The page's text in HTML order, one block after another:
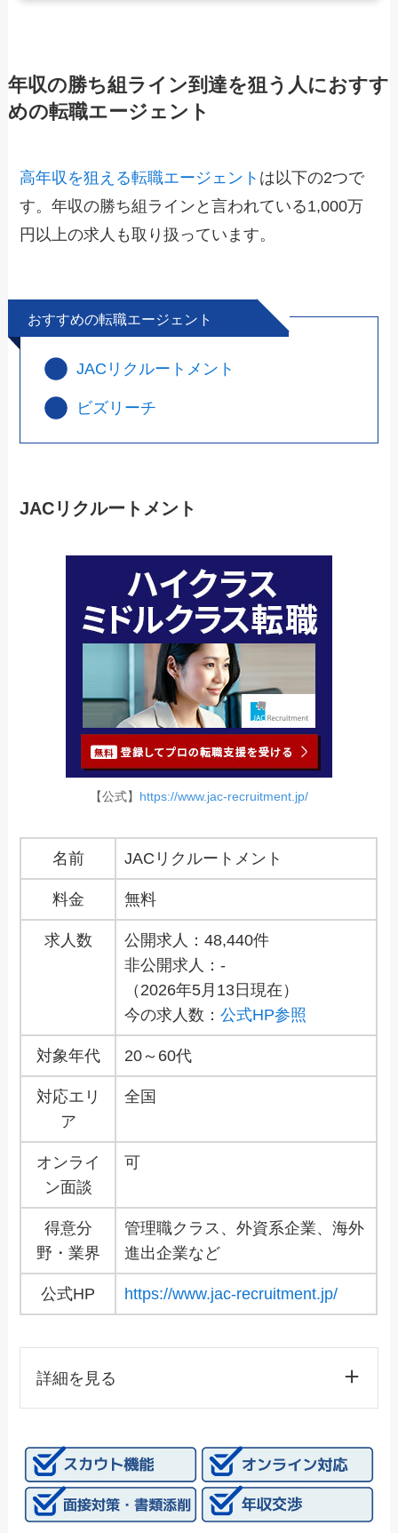
年収の勝ち組ライン到達を狙う人におすす
めの転職エージェント
高年収を狙える転職エージェント は以下の2つで
す。年収の勝ち組ラインと言われている1,000万
円以上の求人も取り扱っています。
おすすめの転職エージェント
JACリクルートメント
ビズリーチ
JACリクルートメント
【公式】 https://www.jac-recruitment.jp/
名前 JACリクルートメント
料金 無料
求人数
公開求人：48,440件
非公開求人：-
（2026年5月13日現在）
今の求人数：公式HP参照
対象年代 20～60代
対応エリ
ア
全国
オンライ
ン面談
可
得意分
野・業界
管理職クラス、外資系企業、海外
進出企業など
公式HP https://www.jac-recruitment.jp/
詳細を見る